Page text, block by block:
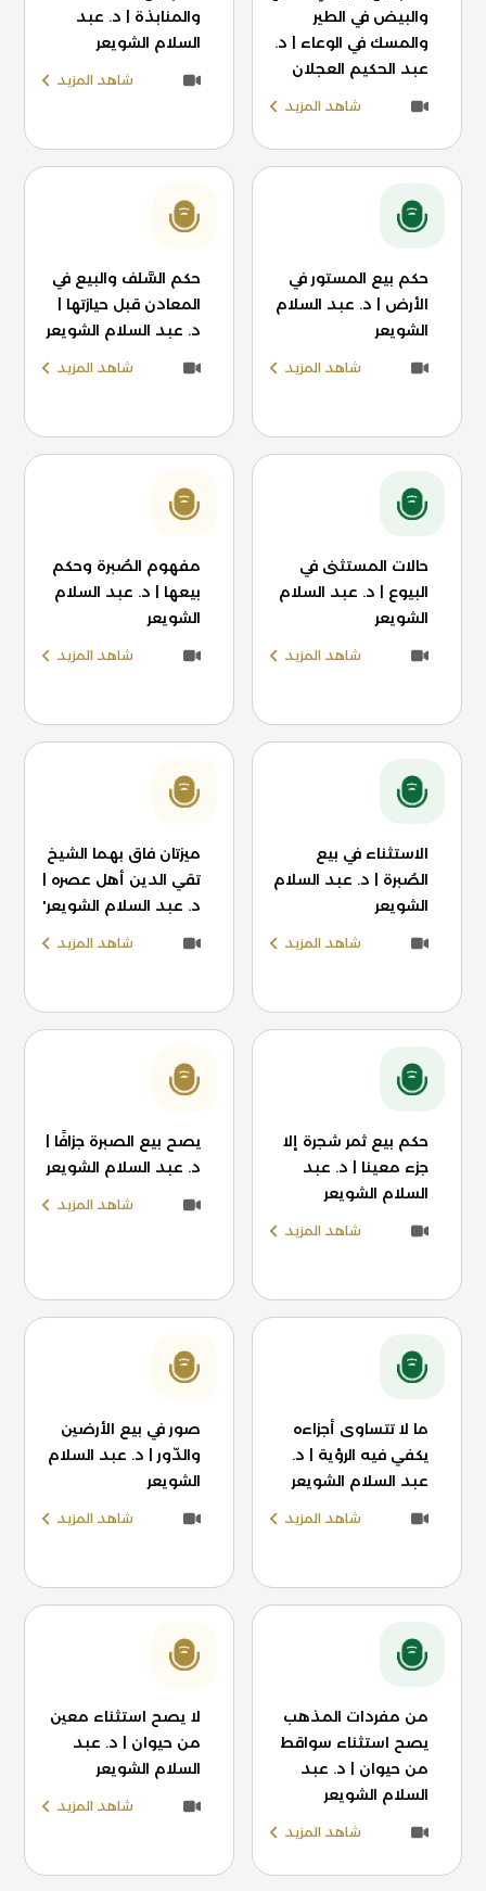
والبيض في الطير
والمسك في الوعاء | د.
عبد الحكيم العجلان
شاهد المزيد
والمنابذة | د. عبد
السلام الشويعر
شاهد المزيد
حكم بيع المستور في
الأرض | د. عبد السلام
الشويعر
شاهد المزيد
حكم السَّلف والبيع في
المعادن قبل حيازتها |
د. عبد السلام الشويعر
شاهد المزيد
حالات المستثنى في
البيوع | د. عبد السلام
الشويعر
شاهد المزيد
مفهوم الصُبرة وحكم
بيعها | د. عبد السلام
الشويعر
شاهد المزيد
الاستثناء في بيع
الصُبرة | د. عبد السلام
الشويعر
شاهد المزيد
ميزتان فاق بهما الشيخ
تقي الدين أهل عصره |
د. عبد السلام الشويعر'
شاهد المزيد
حكم بيع ثمر شجرة إلا
جزء معينا | د. عبد
السلام الشويعر
شاهد المزيد
يصح بيع الصبرة جزافًا |
د. عبد السلام الشويعر
شاهد المزيد
ما لا تتساوى أجزاءه
يكفي فيه الرؤية | د.
عبد السلام الشويعر
شاهد المزيد
صور في بيع الأرضين
والدّور | د. عبد السلام
الشويعر
شاهد المزيد
من مفردات المذهب
يصح استثناء سواقط
من حيوان | د. عبد
السلام الشويعر
شاهد المزيد
لا يصح استثناء معين
من حيوان | د. عبد
السلام الشويعر
شاهد المزيد